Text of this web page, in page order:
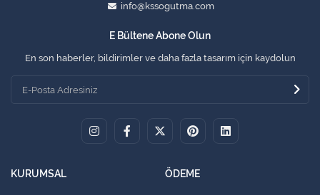
info@kssogutma.com
E Bültene Abone Olun
En son haberler, bildirimler ve daha fazla tasarım için kaydolun
KURUMSAL ÖDEME